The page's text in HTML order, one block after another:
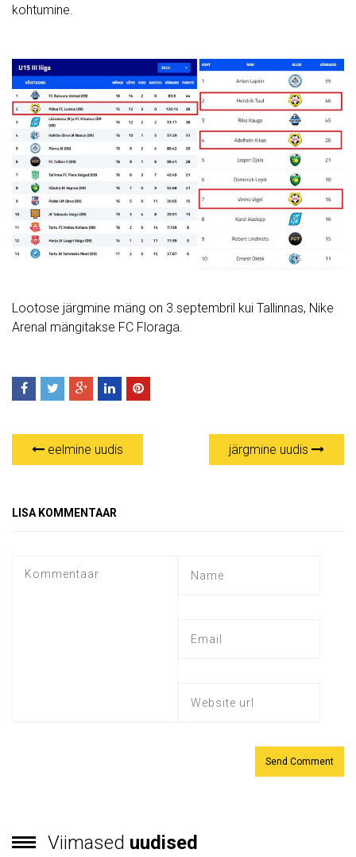
kohtumine.
Lootose järgmine mäng on 3.septembril kui Tallinnas, Nike
Arenal mängitakse FC Floraga.
eelmine uudis järgmine uudis
LISA KOMMENTAAR
Viimased uudised